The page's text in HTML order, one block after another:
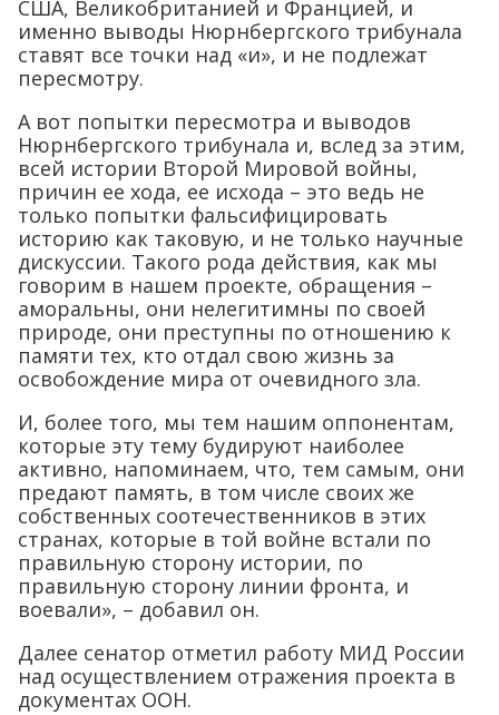
США, Великобританией и Францией, и
именно выводы Нюрнбергского трибунала
ставят все точки над «и», и не подлежат
пересмотру.
А вот попытки пересмотра и выводов
Нюрнбергского трибунала и, вслед за этим,
всей истории Второй Мировой войны,
причин ее хода, ее исхода – это ведь не
только попытки фальсифицировать
историю как таковую, и не только научные
дискуссии. Такого рода действия, как мы
говорим в нашем проекте, обращения –
аморальны, они нелегитимны по своей
природе, они преступны по отношению к
памяти тех, кто отдал свою жизнь за
освобождение мира от очевидного зла.
И, более того, мы тем нашим оппонентам,
которые эту тему будируют наиболее
активно, напоминаем, что, тем самым, они
предают память, в том числе своих же
собственных соотечественников в этих
странах, которые в той войне встали по
правильную сторону истории, по
правильную сторону линии фронта, и
воевали», – добавил он.
Далее сенатор отметил работу МИД России
над осуществлением отражения проекта в
документах ООН.